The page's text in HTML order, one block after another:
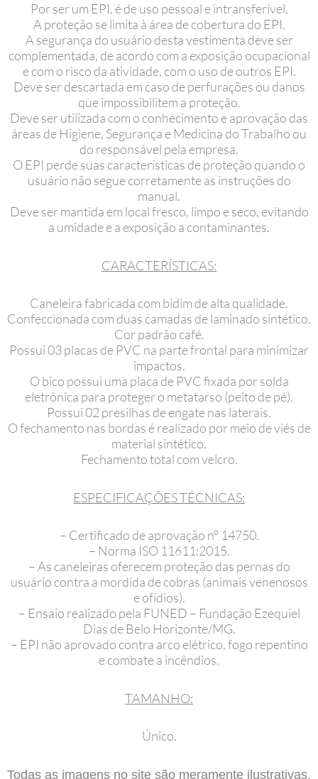
Por ser um EPI, é de uso pessoal e intransferível.
A proteção se limita à área de cobertura do EPI.
A segurança do usuário desta vestimenta deve ser
complementada, de acordo com a exposição ocupacional
e com o risco da atividade, com o uso de outros EPI.
Deve ser descartada em caso de perfurações ou danos
que impossibilitem a proteção.
Deve ser utilizada com o conhecimento e aprovação das
áreas de Higiene, Segurança e Medicina do Trabalho ou
do responsável pela empresa.
O EPI perde suas características de proteção quando o
usuário não segue corretamente as instruções do
manual.
Deve ser mantida em local fresco, limpo e seco, evitando
a umidade e a exposição a contaminantes.
CARACTERÍSTICAS:
Caneleira fabricada com bidim de alta qualidade.
Confeccionada com duas camadas de laminado sintético.
Cor padrão café.
Possui 03 placas de PVC na parte frontal para minimizar
impactos.
O bico possui uma placa de PVC fixada por solda
eletrônica para proteger o metatarso (peito de pé).
Possui 02 presilhas de engate nas laterais.
O fechamento nas bordas é realizado por meio de viés de
material sintético.
Fechamento total com velcro.
ESPECIFICAÇÕES TÉCNICAS:
– Certificado de aprovação nº 14750.
– Norma ISO 11611:2015.
– As caneleiras oferecem proteção das pernas do
usuário contra a mordida de cobras (animais venenosos
e ofídios).
– Ensaio realizado pela FUNED – Fundação Ezequiel
Dias de Belo Horizonte/MG.
– EPI não aprovado contra arco elétrico, fogo repentino
e combate a incêndios.
TAMANHO:
Único.
Todas as imagens no site são meramente ilustrativas.